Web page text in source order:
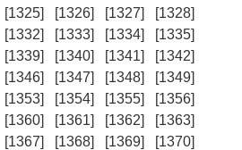
[1325] [1326] [1327]
[1328]
[1332] [1333] [1334]
[1335]
[1339] [1340] [1341]
[1342]
[1346] [1347] [1348]
[1349]
[1353] [1354] [1355]
[1356]
[1360] [1361] [1362]
[1363]
[1367] [1368] [1369]
[1370]